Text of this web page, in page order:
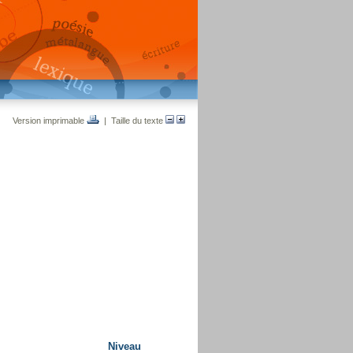
Version imprimable | Taille du texte
Niveau